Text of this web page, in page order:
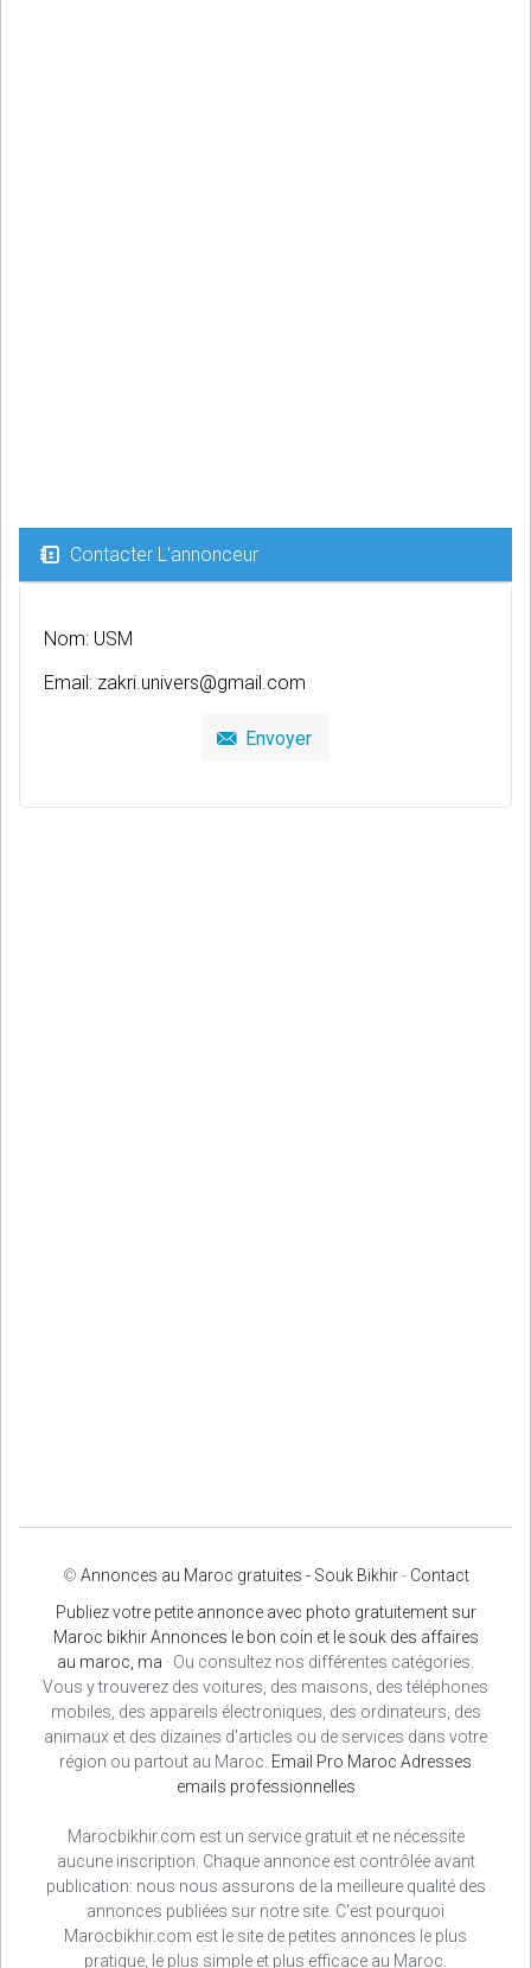
Contacter L'annonceur
Nom: USM
Email: zakri.univers@gmail.com
Envoyer
© Annonces au Maroc gratuites - Souk Bikhir- Contact
Publiez votre petite annonce avec photo gratuitement sur
Maroc bikhir Annonces le bon coin et le souk des affaires
au maroc, ma · Ou consultez nos différentes catégories.
Vous y trouverez des voitures, des maisons, des téléphones
mobiles, des appareils électroniques, des ordinateurs, des
animaux et des dizaines d'articles ou de services dans votre
région ou partout au Maroc. Email Pro Maroc Adresses
emails professionnelles
Marocbikhir.com est un service gratuit et ne nécessite
aucune inscription. Chaque annonce est contrôlée avant
publication: nous nous assurons de la meilleure qualité des
annonces publiées sur notre site. C'est pourquoi
Marocbikhir.com est le site de petites annonces le plus
pratique, le plus simple et plus efficace au Maroc.